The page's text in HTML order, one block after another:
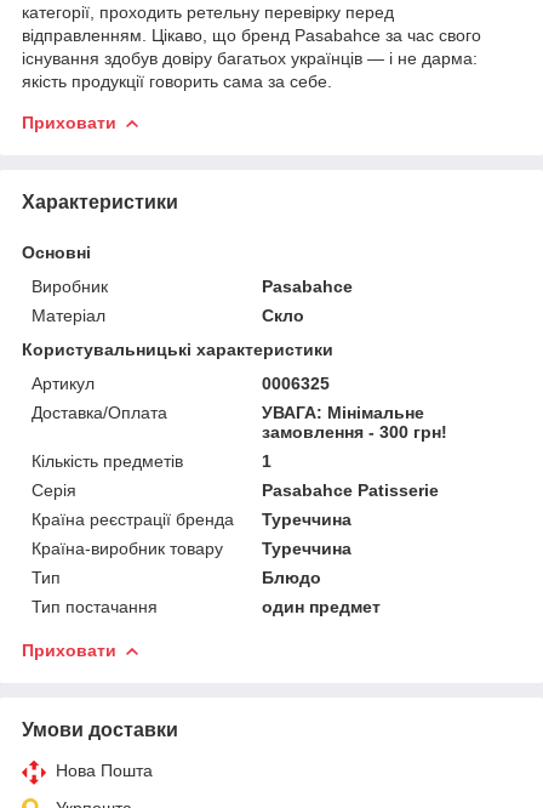
категорії, проходить ретельну перевірку перед
відправленням. Цікаво, що бренд Pasabahce за час свого
існування здобув довіру багатьох українців — і не дарма:
якість продукції говорить сама за себе.
Приховати
Характеристики
Основні
Виробник
Pasabahce
Матеріал
Скло
Користувальницькі характеристики
Артикул
0006325
Доставка/Оплата
УВАГА: Мінімальне
замовлення - 300 грн!
Кількість предметів
1
Серія
Pasabahce Patisserie
Країна реєстрації бренда
Туреччина
Країна-виробник товару
Туреччина
Тип
Блюдо
Тип постачання
один предмет
Приховати
Умови доставки
Нова Пошта